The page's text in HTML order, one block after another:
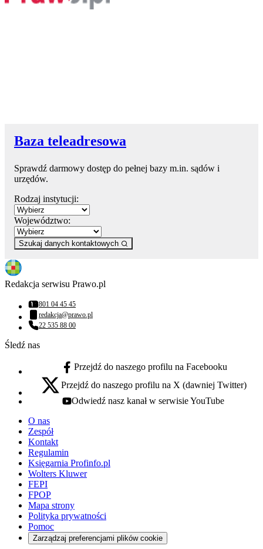
Baza teleadresowa
Sprawdź darmowy dostęp do pełnej bazy m.in. sądów i
urzędów.
Rodzaj instytucji:
Województwo:
Szukaj danych kontaktowych
Redakcja serwisu Prawo.pl
Numer telefonu:
801 04 45 45
Adres email:
redakcja@prawo.pl
Numer telefonu:
22 535 88 00
Śledź nas
facebook - otwiera się w nowej karcie
Przejdź do naszego profilu na Facebooku
x - otwiera się w nowej karcie
Przejdź do naszego profilu na X (dawniej Twitter)
youtube - otwiera się w nowej karcie
Odwiedź nasz kanał w serwisie YouTube
O nas
Zespół
Kontakt
Regulamin
Księgarnia Profinfo.pl
Wolters Kluwer
FEPI
FPOP
Mapa strony
Polityka prywatności
Pomoc
Zarządzaj preferencjami plików cookie